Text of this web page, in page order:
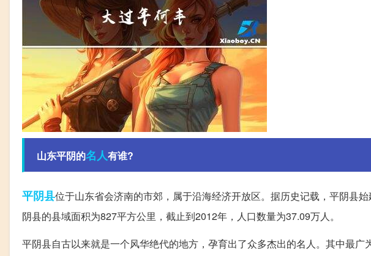
山东平阴的名人有谁?
平阴县位于山东省会济南的市郊，属于沿海经济开放区。据历史记载，平阴县
阴县的县域面积为827平方公里，截止到2012年，人口数量为37.09万人。
平阴县自古以来就是一个风华绝代的地方，孕育出了众多杰出的名人。其中最广